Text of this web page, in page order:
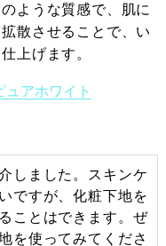
ような質感で、肌に
散させることで、い
上げます。
ュアホワイト
しました。スキンケ
ですが、化粧下地を
ことはできます。ぜ
を使ってみてくださ